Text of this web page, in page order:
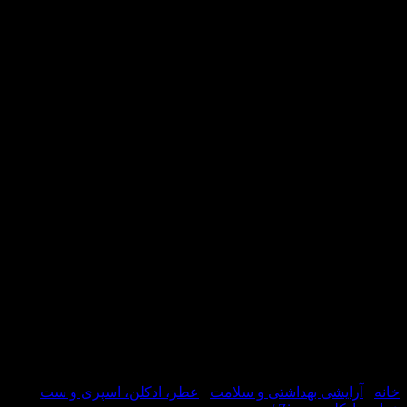
بهداشتی و سلامت / عطر، ادکلن، اسپری و ست /